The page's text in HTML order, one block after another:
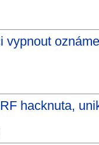
vypnout
hacknuta,